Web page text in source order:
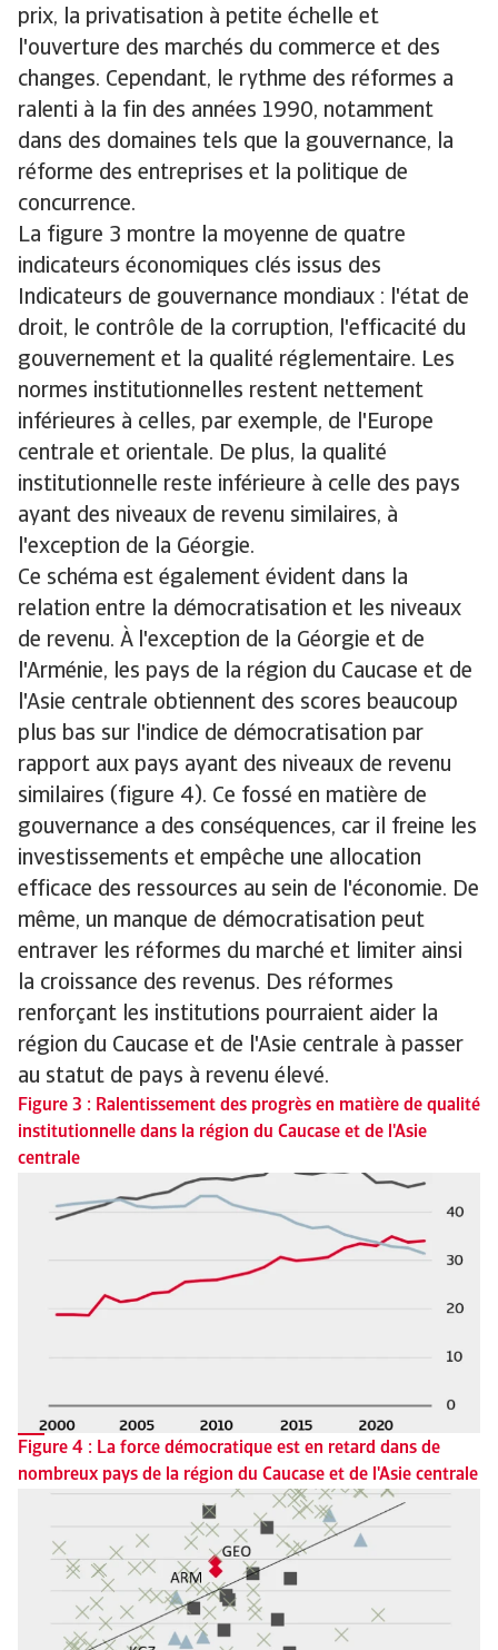
prix, la privatisation à petite échelle et
l'ouverture des marchés du commerce et des
changes. Cependant, le rythme des réformes a
ralenti à la fin des années 1990, notamment
dans des domaines tels que la gouvernance, la
réforme des entreprises et la politique de
concurrence.
La figure 3 montre la moyenne de quatre
indicateurs économiques clés issus des
Indicateurs de gouvernance mondiaux : l'état de
droit, le contrôle de la corruption, l'efficacité du
gouvernement et la qualité réglementaire. Les
normes institutionnelles restent nettement
inférieures à celles, par exemple, de l'Europe
centrale et orientale. De plus, la qualité
institutionnelle reste inférieure à celle des pays
ayant des niveaux de revenu similaires, à
l'exception de la Géorgie.
Ce schéma est également évident dans la
relation entre la démocratisation et les niveaux
de revenu. À l'exception de la Géorgie et de
l'Arménie, les pays de la région du Caucase et de
l'Asie centrale obtiennent des scores beaucoup
plus bas sur l'indice de démocratisation par
rapport aux pays ayant des niveaux de revenu
similaires (figure 4). Ce fossé en matière de
gouvernance a des conséquences, car il freine les
investissements et empêche une allocation
efficace des ressources au sein de l'économie. De
même, un manque de démocratisation peut
entraver les réformes du marché et limiter ainsi
la croissance des revenus. Des réformes
renforçant les institutions pourraient aider la
région du Caucase et de l'Asie centrale à passer
au statut de pays à revenu élevé.
Figure 3 : Ralentissement des progrès en matière de qualité
institutionnelle dans la région du Caucase et de l'Asie
centrale
Figure 4 : La force démocratique est en retard dans de
nombreux pays de la région du Caucase et de l'Asie centrale